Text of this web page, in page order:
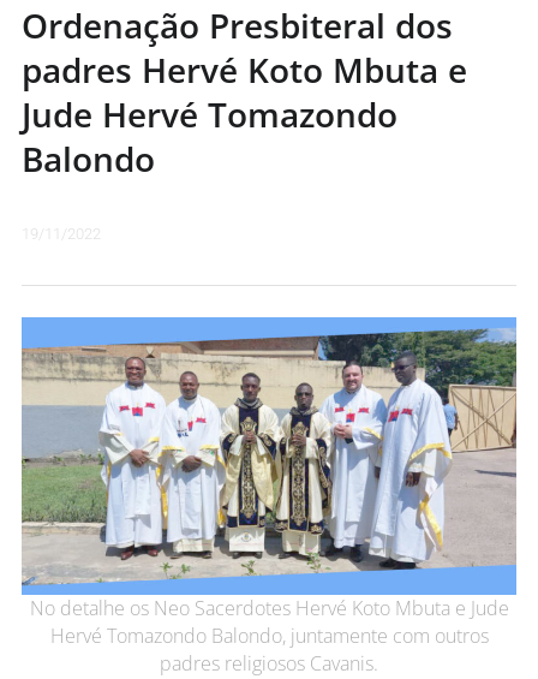
Ordenação Presbiteral dos
padres Hervé Koto Mbuta e
Jude Hervé Tomazondo
Balondo
19/11/2022
No detalhe os Neo Sacerdotes Hervé Koto Mbuta e Jude
Hervé Tomazondo Balondo, juntamente com outros
padres religiosos Cavanis.